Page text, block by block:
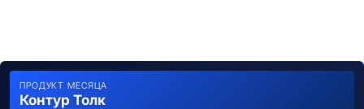
ПРОДУКТ МЕСЯЦА
Контур Толк